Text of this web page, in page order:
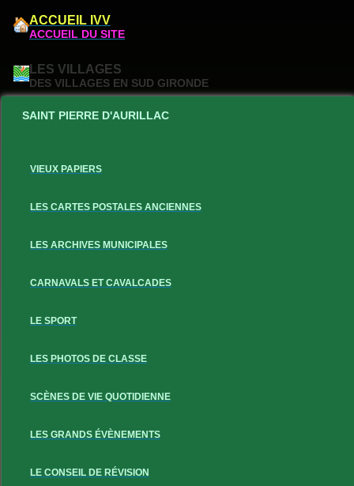
ACCUEIL IVV
ACCUEIL DU SITE
LES VILLAGES
DES VILLAGES EN SUD GIRONDE
SAINT PIERRE D'AURILLAC
VIEUX PAPIERS
LES CARTES POSTALES ANCIENNES
LES ARCHIVES MUNICIPALES
CARNAVALS ET CAVALCADES
LE SPORT
LES PHOTOS DE CLASSE
SCÈNES DE VIE QUOTIDIENNE
LES GRANDS ÉVÈNEMENTS
LE CONSEIL DE RÉVISION